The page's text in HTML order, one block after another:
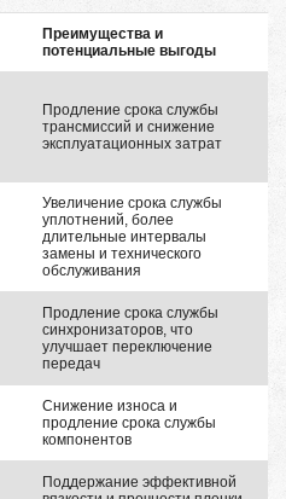
Преимущества и
потенциальные выгоды
Продление срока службы
трансмиссий и снижение
эксплуатационных затрат
Увеличение срока службы
уплотнений, более
длительные интервалы
замены и технического
обслуживания
Продление срока службы
синхронизаторов, что
улучшает переключение
передач
Снижение износа и
продление срока службы
компонентов
Поддержание эффективной